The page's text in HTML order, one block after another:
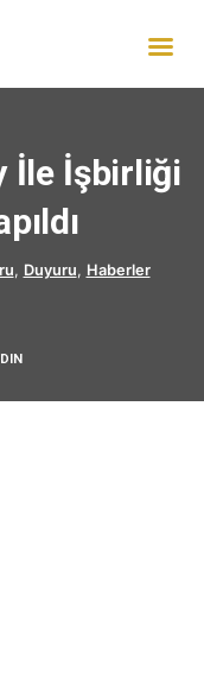
İle İşbirliği
, Duyuru, Haberler